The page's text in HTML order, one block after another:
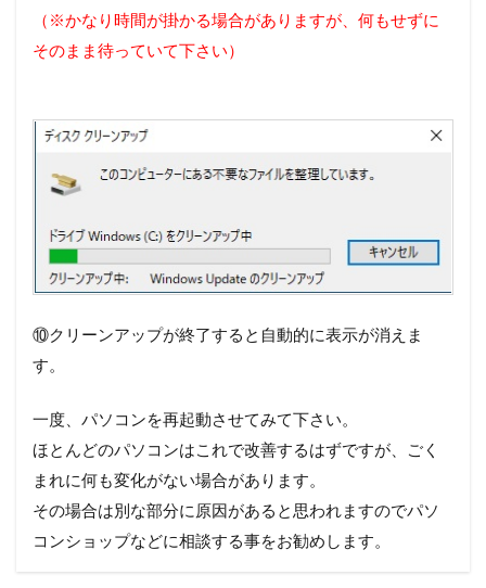
（※かなり時間が掛かる場合がありますが、何もせずに
そのまま待っていて下さい）
⑩クリーンアップが終了すると自動的に表示が消えま
す。
一度、パソコンを再起動させてみて下さい。
ほとんどのパソコンはこれで改善するはずですが、ごく
まれに何も変化がない場合があります。
その場合は別な部分に原因があると思われますのでパソ
コンショップなどに相談する事をお勧めします。